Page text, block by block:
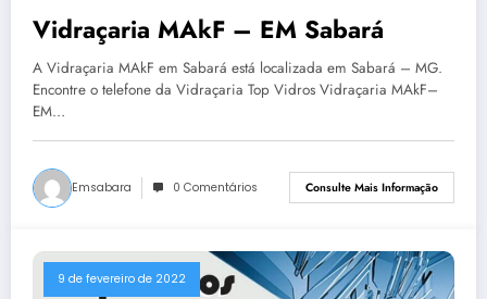
Vidraçaria MAkF – EM Sabará
A Vidraçaria MAkF em Sabará está localizada em Sabará – MG.
Encontre o telefone da Vidraçaria Top Vidros Vidraçaria MAkF–
EM…
Emsabara 0 Comentários Consulte Mais Informação
9 de fevereiro de 2022